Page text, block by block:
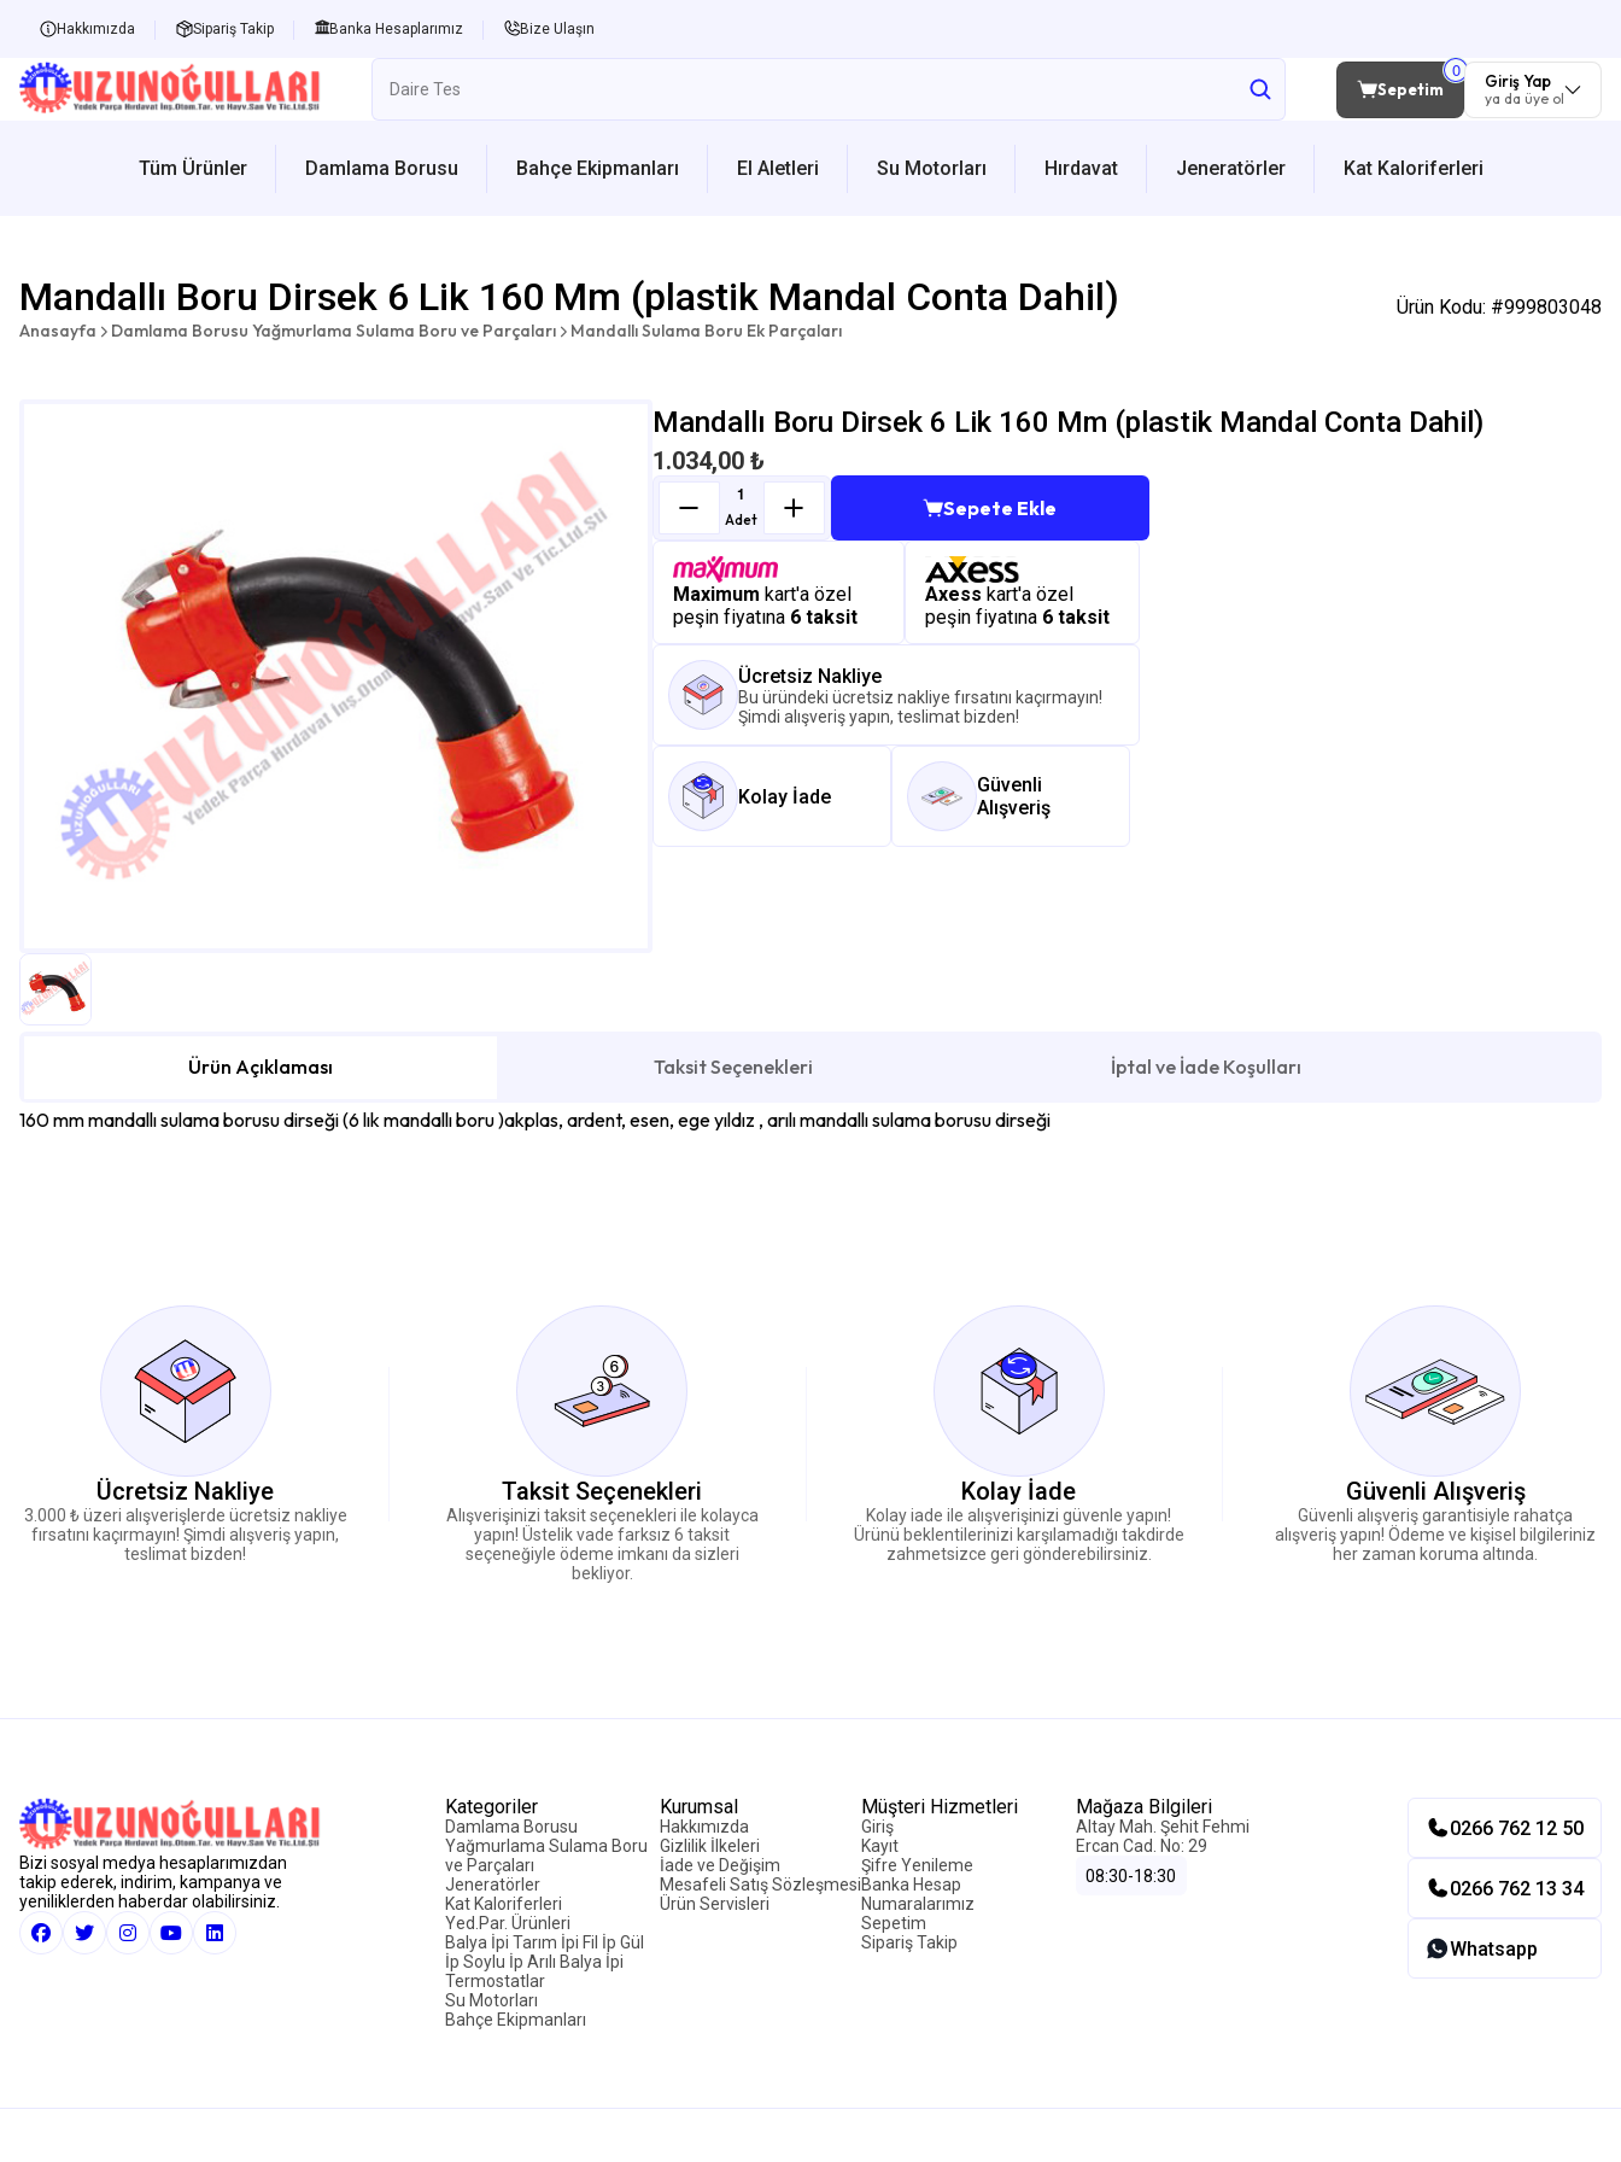
Hakkımızda Sipariş Takip Banka Hesaplarımız Bize Ulaşın
Sepetim Giriş Yap
ya da üye ol
Tüm Ürünler Damlama Borusu Bahçe Ekipmanları El Aletleri Su Motorları Hırdavat Jeneratörler Kat Kaloriferleri
Mandallı Boru Dirsek 6 Lik 160 Mm (plastik Mandal Conta Dahil)
Anasayfa Damlama Borusu Yağmurlama Sulama Boru ve Parçaları Mandallı Sulama Boru Ek Parçaları
Ürün Kodu: #999803048
Mandallı Boru Dirsek 6 Lik 160 Mm (plastik Mandal Conta Dahil)
1.034,00 ₺
Adet Sepete Ekle
Maximum kart'a özel
peşin fiyatına 6 taksit
Axess kart'a özel
peşin fiyatına 6 taksit
Ücretsiz Nakliye
Bu üründeki ücretsiz nakliye fırsatını kaçırmayın!
Şimdi alışveriş yapın, teslimat bizden!
Kolay İade
Güvenli
Alışveriş
Ürün Açıklaması Taksit Seçenekleri İptal ve İade Koşulları
160 mm mandallı sulama borusu dirseği (6 lık mandallı boru )akplas, ardent, esen, ege yıldız , arılı mandallı sulama borusu dirseği
Ücretsiz Nakliye
3.000 ₺ üzeri alışverişlerde ücretsiz nakliye
fırsatını kaçırmayın! Şimdi alışveriş yapın,
teslimat bizden!
Taksit Seçenekleri
Alışverişinizi taksit seçenekleri ile kolayca
yapın! Üstelik vade farksız 6 taksit
seçeneğiyle ödeme imkanı da sizleri
bekliyor.
Kolay İade
Kolay iade ile alışverişinizi güvenle yapın!
Ürünü beklentilerinizi karşılamadığı takdirde
zahmetsizce geri gönderebilirsiniz.
Güvenli Alışveriş
Güvenli alışveriş garantisiyle rahatça
alışveriş yapın! Ödeme ve kişisel bilgileriniz
her zaman koruma altında.
Bizi sosyal medya hesaplarımızdan
takip ederek, indirim, kampanya ve
yeniliklerden haberdar olabilirsiniz.
Kategoriler
Damlama Borusu
Yağmurlama Sulama Boru
ve Parçaları
Jeneratörler
Kat Kaloriferleri
Yed.Par. Ürünleri
Balya İpi Tarım İpi Fil İp Gül
İp Soylu İp Arılı Balya İpi
Termostatlar
Su Motorları
Bahçe Ekipmanları
Kurumsal
Hakkımızda
Gizlilik İlkeleri
İade ve Değişim
Mesafeli Satış Sözleşmesi
Ürün Servisleri
Müşteri Hizmetleri
Giriş
Kayıt
Şifre Yenileme
Banka Hesap
Numaralarımız
Sepetim
Sipariş Takip
Mağaza Bilgileri
Altay Mah. Şehit Fehmi
Ercan Cad. No: 29
08:30-18:30
0266 762 12 50
0266 762 13 34
Whatsapp